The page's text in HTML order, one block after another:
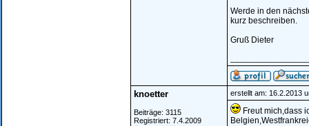
Werde in den
kurz beschreiben.
Gruß Dieter
knoetter
Beiträge: 3115
Registriert: 7.4.2009
erstellt am: 16.2.2013
Freut mich,dass